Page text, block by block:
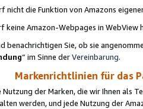
nicht die Funktion von Amazons
keine Amazon-Webpages in WebView
benachrichtigen Sie, ob sie
“ im Sinne derVereinbarung.
Markenrichtlinien für das
der Marken, die wir Ihnen als
werden, und jede Nutzung der